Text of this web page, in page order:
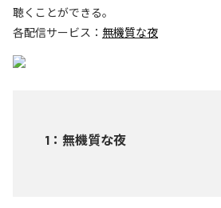
聴くことができる。
各配信サービス： 無機質な夜
1 ： 無機質な夜